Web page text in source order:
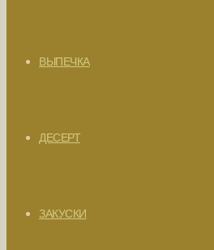
ВЫПЕЧКА
ДЕСЕРТ
ЗАКУСКИ